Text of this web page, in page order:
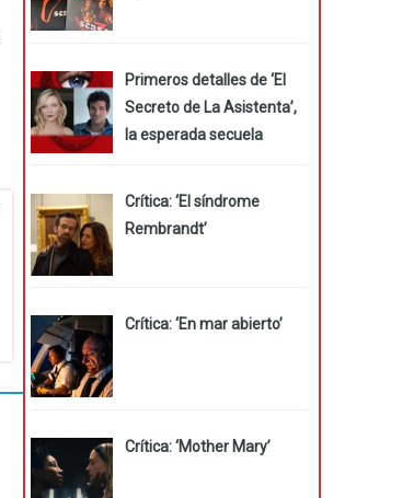
Primeros detalles de ‘El
Secreto de La Asistenta’,
la esperada secuela
Crítica: ‘El síndrome
Rembrandt’
Crítica: ‘En mar abierto’
Crítica: ‘Mother Mary’